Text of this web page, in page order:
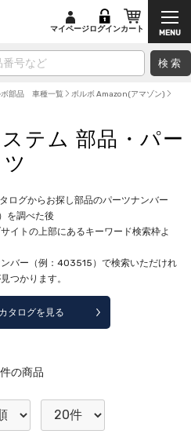
検索
マイページログインカート
ボ部品 車種一覧
ボルボ Amazon(アマゾン)
テム 部品・パー
ツ
ログからお探し部品のパーツナンバー
を調べた後
イトの上部にあるキーワード検索枠よ
バー（例：403515）で検索いただけれ
つかります。
カタログを見る
件の商品